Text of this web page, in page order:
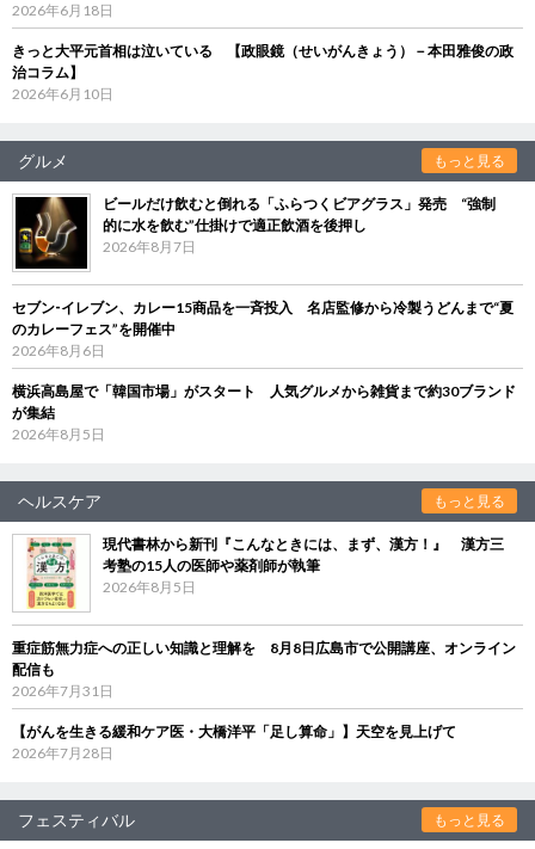
2026年6月18日
きっと大平元首相は泣いている 【政眼鏡（せいがんきょう）－本田雅俊の政
治コラム】
2026年6月10日
グルメ もっと見る
ビールだけ飲むと倒れる「ふらつくビアグラス」発売 “強制
的に水を飲む”仕掛けで適正飲酒を後押し
2026年8月7日
セブン‐イレブン、カレー15商品を一斉投入 名店監修から冷製うどんまで“夏
のカレーフェス”を開催中
2026年8月6日
横浜高島屋で「韓国市場」がスタート 人気グルメから雑貨まで約30ブランド
が集結
2026年8月5日
ヘルスケア もっと見る
現代書林から新刊『こんなときには、まず、漢方！』 漢方三
考塾の15人の医師や薬剤師が執筆
2026年8月5日
重症筋無力症への正しい知識と理解を 8月8日広島市で公開講座、オンライン
配信も
2026年7月31日
【がんを生きる緩和ケア医・大橋洋平「足し算命」】天空を見上げて
2026年7月28日
フェスティバル もっと見る